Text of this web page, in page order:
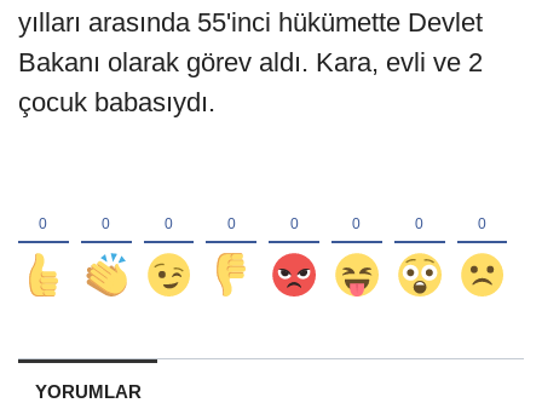
yılları arasında 55'inci hükümette Devlet
Bakanı olarak görev aldı. Kara, evli ve 2
çocuk babasıydı.
YORUMLAR